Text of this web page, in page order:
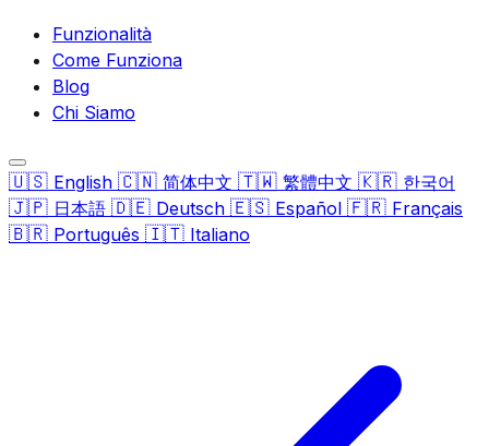
Funzionalità
Come Funziona
Blog
Chi Siamo
🇺🇸 English 🇨🇳 简体中文 🇹🇼 繁體中文 🇰🇷 한국어
🇯🇵 日本語 🇩🇪 Deutsch 🇪🇸 Español 🇫🇷 Français
🇧🇷 Português 🇮🇹 Italiano